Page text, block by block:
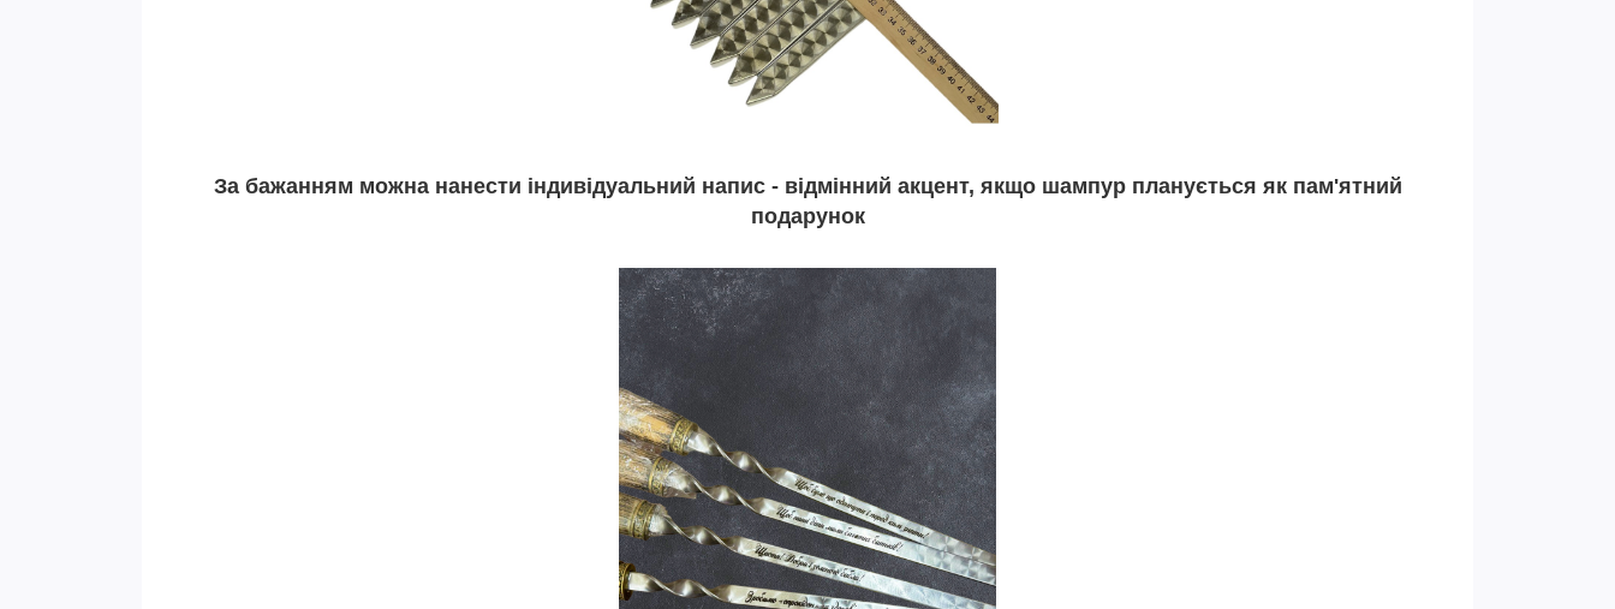
За бажанням можна нанести індивідуальний напис - відмінний акцент, якщо шампур планується як пам'ятний
подарунок